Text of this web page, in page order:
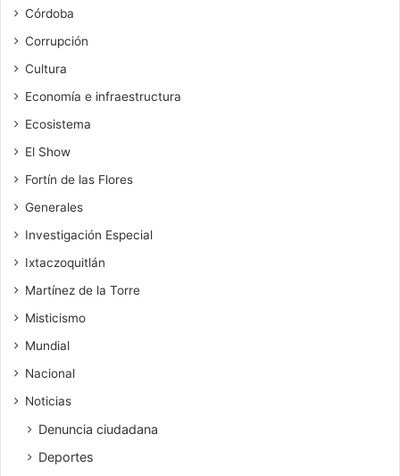
Córdoba
Corrupción
Cultura
Economía e infraestructura
Ecosistema
El Show
Fortín de las Flores
Generales
Investigación Especial
Ixtaczoquitlán
Martínez de la Torre
Misticismo
Mundial
Nacional
Noticias
Denuncia ciudadana
Deportes